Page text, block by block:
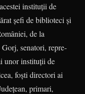
instituții de
șefi de biblioteci și
de la
senatori, repre­
unor instituții de
foști directori ai
primari,